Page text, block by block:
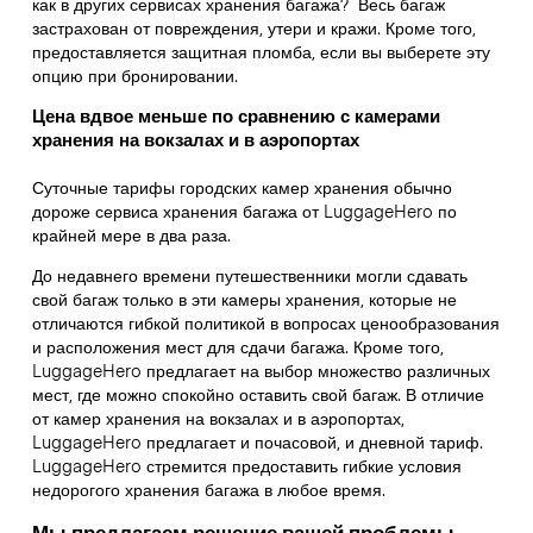
застрахован от повреждения, утери и кражи. Кроме того,
предоставляется защитная пломба, если вы выберете эту
опцию при бронировании.
Цена вдвое меньше по сравнению с камерами
хранения на вокзалах и в аэропортах
Суточные тарифы городских камер хранения обычно
дороже сервиса хранения багажа от LuggageHero по
крайней мере в два раза.
До недавнего времени путешественники могли сдавать
свой багаж только в эти камеры хранения, которые не
отличаются гибкой политикой в вопросах ценообразования
и расположения мест для сдачи багажа. Кроме того,
LuggageHero предлагает на выбор множество различных
мест, где можно спокойно оставить свой багаж. В отличие
от камер хранения на вокзалах и в аэропортах,
LuggageHero предлагает и почасовой, и дневной тариф.
LuggageHero стремится предоставить гибкие условия
недорогого хранения багажа в любое время.